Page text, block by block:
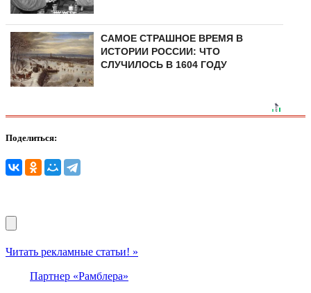
САМОЕ СТРАШНОЕ ВРЕМЯ В
ИСТОРИИ РОССИИ: ЧТО
СЛУЧИЛОСЬ В 1604 ГОДУ
Поделиться:
Читать рекламные статьи! »
Партнер «Рамблера»